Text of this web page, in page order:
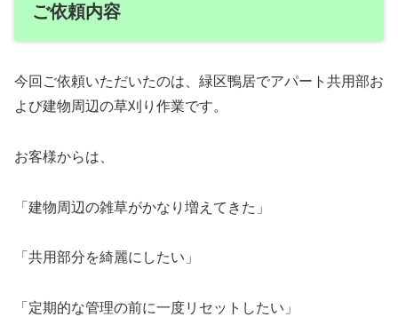
ご依頼内容
今回ご依頼いただいたのは、緑区鴨居でアパート共用部お
よび建物周辺の草刈り作業です。
お客様からは、
「建物周辺の雑草がかなり増えてきた」
「共用部分を綺麗にしたい」
「定期的な管理の前に一度リセットしたい」